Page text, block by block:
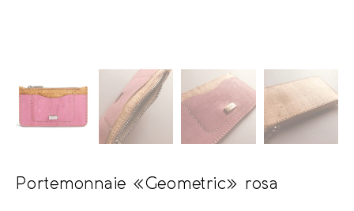
Portemonnaie «Geometric» rosa